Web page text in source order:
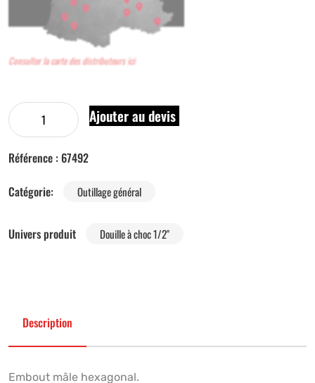
Consulter la carte des distributeurs ici
Ajouter au devis
Référence : 67492
Catégorie:
Outillage général
Univers produit Douille à choc 1/2"
Description
Embout mâle hexagonal.